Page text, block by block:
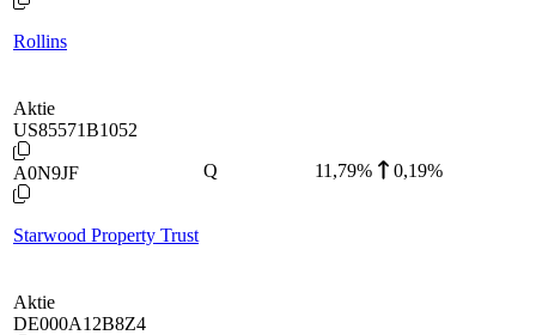
Rollins
Aktie
US85571B1052
A0N9JF
Starwood Property Trust
Q 11,79% 0,19%
Aktie
DE000A12B8Z4